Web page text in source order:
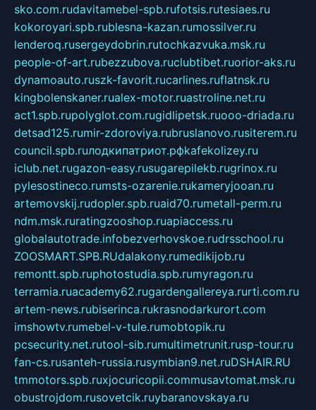
sko.com.rudavitamebel-spb.rufotsis.rutesiaes.ru
kokoroyari.spb.rublesna-kazan.rumossilver.ru
lenderoq.rusergeydobrin.rutochkazvuka.msk.ru
people-of-art.rubezzubova.ruclubtibet.ruorior-aks.ru
dynamoauto.ruszk-favorit.rucarlines.ruflatnsk.ru
kingbolenskaner.rualex-motor.ruastroline.net.ru
act1.spb.rupolyglot.com.rugidlipetsk.ruooo-driada.ru
detsad125.rumir-zdoroviya.rubruslanovo.rusiterem.ru
council.spb.ruлодкипатриот.рфkafekolizey.ru
iclub.net.rugazon-easy.rusugarepilekb.rugrinox.ru
pylesostineco.rumsts-ozarenie.rukameryjooan.ru
artemovskij.rudopler.spb.ruaid70.rumetall-perm.ru
ndm.msk.ruratingzooshop.ruapiaccess.ru
globalautotrade.infobezverhovskoe.rudrsschool.ru
ZOOSMART.SPB.RUdalakony.rumedikijob.ru
remontt.spb.ruphotostudia.spb.rumyragon.ru
terramia.ruacademy62.rugardengallereya.rurti.com.ru
artem-news.rubiserinca.rukrasnodarkurort.com
imshowtv.rumebel-v-tule.rumobtopik.ru
pcsecurity.net.rutool-sib.rumultimetrunit.rusp-tour.ru
fan-cs.rusanteh-russia.rusymbian9.net.ruDSHAIR.RU
tmmotors.spb.ruxjocuricopii.commusavtomat.msk.ru
obustrojdom.rusovetcik.ruybaranovskaya.ru